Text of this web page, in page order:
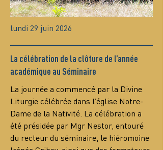
lundi 29 juin 2026
La célébration de la clôture de l’année
académique au Séminaire
La journée a commencé par la Divine
Liturgie célébrée dans l’église Notre-
Dame de la Nativité. La célébration a
été présidée par Mgr Nestor, entouré
du recteur du séminaire, le hiéromoine